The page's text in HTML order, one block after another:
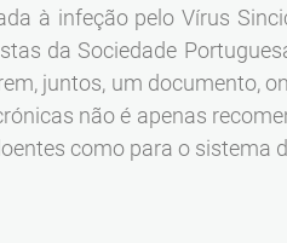
à infeção pelo Vírus
da Sociedade
juntos, um documento,
não é apenas
como para o sistema